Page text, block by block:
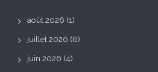
août 2026 (1)
juillet 2026 (6)
juin 2026 (4)